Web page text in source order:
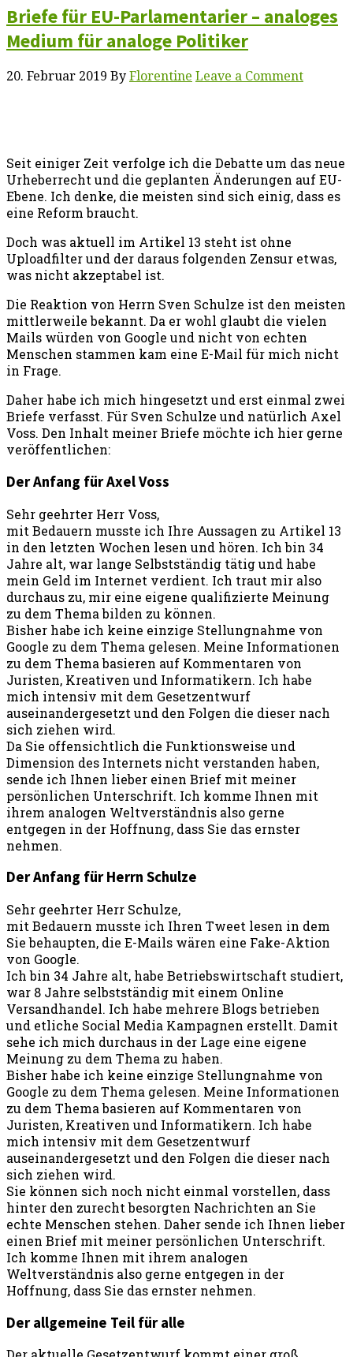
Briefe für EU-Parlamentarier – analoges
Medium für analoge Politiker
20. Februar 2019 By Florentine Leave a Comment
Seit einiger Zeit verfolge ich die Debatte um das neue
Urheberrecht und die geplanten Änderungen auf EU-
Ebene. Ich denke, die meisten sind sich einig, dass es
eine Reform braucht.
Doch was aktuell im Artikel 13 steht ist ohne
Uploadfilter und der daraus folgenden Zensur etwas,
was nicht akzeptabel ist.
Die Reaktion von Herrn Sven Schulze ist den meisten
mittlerweile bekannt. Da er wohl glaubt die vielen
Mails würden von Google und nicht von echten
Menschen stammen kam eine E-Mail für mich nicht
in Frage.
Daher habe ich mich hingesetzt und erst einmal zwei
Briefe verfasst. Für Sven Schulze und natürlich Axel
Voss. Den Inhalt meiner Briefe möchte ich hier gerne
veröffentlichen:
Der Anfang für Axel Voss
Sehr geehrter Herr Voss,
mit Bedauern musste ich Ihre Aussagen zu Artikel 13
in den letzten Wochen lesen und hören. Ich bin 34
Jahre alt, war lange Selbstständig tätig und habe
mein Geld im Internet verdient. Ich traut mir also
durchaus zu, mir eine eigene qualifizierte Meinung
zu dem Thema bilden zu können.
Bisher habe ich keine einzige Stellungnahme von
Google zu dem Thema gelesen. Meine Informationen
zu dem Thema basieren auf Kommentaren von
Juristen, Kreativen und Informatikern. Ich habe
mich intensiv mit dem Gesetzentwurf
auseinandergesetzt und den Folgen die dieser nach
sich ziehen wird.
Da Sie offensichtlich die Funktionsweise und
Dimension des Internets nicht verstanden haben,
sende ich Ihnen lieber einen Brief mit meiner
persönlichen Unterschrift. Ich komme Ihnen mit
ihrem analogen Weltverständnis also gerne
entgegen in der Hoffnung, dass Sie das ernster
nehmen.
Der Anfang für Herrn Schulze
Sehr geehrter Herr Schulze,
mit Bedauern musste ich Ihren Tweet lesen in dem
Sie behaupten, die E-Mails wären eine Fake-Aktion
von Google.
Ich bin 34 Jahre alt, habe Betriebswirtschaft studiert,
war 8 Jahre selbstständig mit einem Online
Versandhandel. Ich habe mehrere Blogs betrieben
und etliche Social Media Kampagnen erstellt. Damit
sehe ich mich durchaus in der Lage eine eigene
Meinung zu dem Thema zu haben.
Bisher habe ich keine einzige Stellungnahme von
Google zu dem Thema gelesen. Meine Informationen
zu dem Thema basieren auf Kommentaren von
Juristen, Kreativen und Informatikern. Ich habe
mich intensiv mit dem Gesetzentwurf
auseinandergesetzt und den Folgen die dieser nach
sich ziehen wird.
Sie können sich noch nicht einmal vorstellen, dass
hinter den zurecht besorgten Nachrichten an Sie
echte Menschen stehen. Daher sende ich Ihnen lieber
einen Brief mit meiner persönlichen Unterschrift.
Ich komme Ihnen mit ihrem analogen
Weltverständnis also gerne entgegen in der
Hoffnung, dass Sie das ernster nehmen.
Der allgemeine Teil für alle